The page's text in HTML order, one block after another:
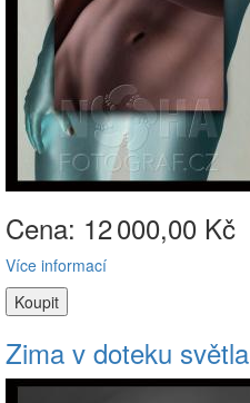
Cena: 12000,00 Kč
Více informací
Zima v doteku světla